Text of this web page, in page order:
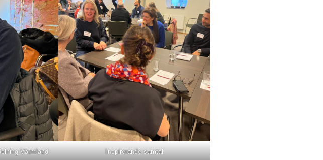
Värmland Inspirerande samtal